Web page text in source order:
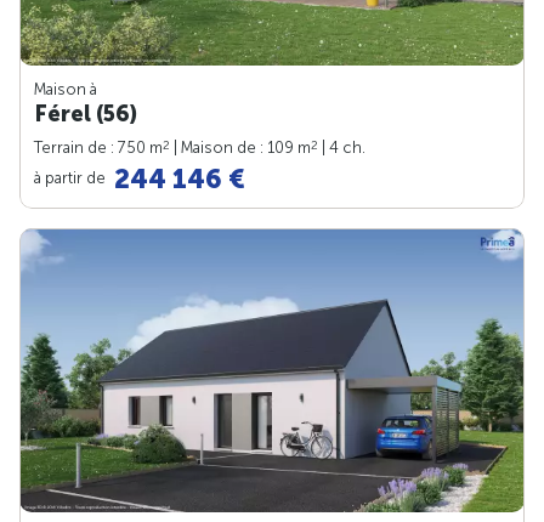
Maison à
Férel (56)
Terrain de : 750 m2 | Maison de : 109 m2
| 4 ch.
à partir de 244 146 €